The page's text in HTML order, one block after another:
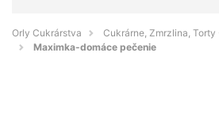
Orly Cukrárstva
Cukrárne, Zmrzlina,
Maximka-domáce pečenie